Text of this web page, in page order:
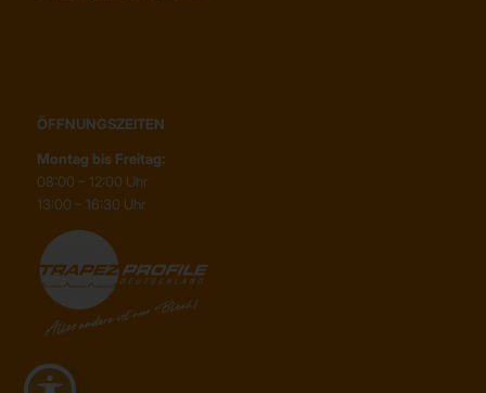
ÖFFNUNGSZEITEN
Montag bis Freitag:
08:00 – 12:00 Uhr
13:00 – 16:30 Uhr